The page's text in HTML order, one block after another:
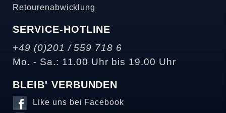
Retourenabwicklung
SERVICE-HOTLINE
+49 (0)201 / 559 718 6
Mo. - Sa.: 11.00 Uhr bis 19.00 Uhr
BLEIB' VERBUNDEN
Like uns bei Facebook